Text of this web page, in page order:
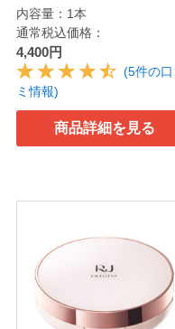
内容量：1本
通常税込価格：
4,400円
(5件の口
ミ情報)
商品詳細を見る